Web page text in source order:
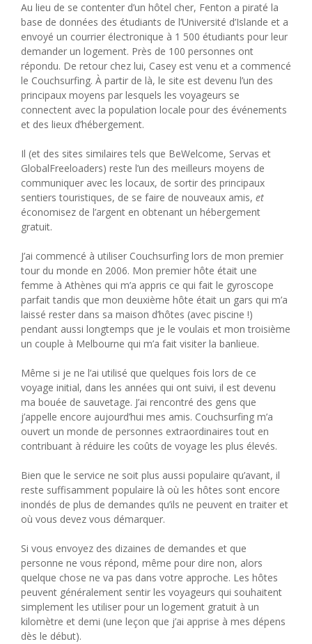
Au lieu de se contenter d’un hôtel cher, Fenton a piraté la
base de données des étudiants de l’Université d’Islande et a
envoyé un courrier électronique à 1 500 étudiants pour leur
demander un logement. Près de 100 personnes ont
répondu. De retour chez lui, Casey est venu et a commencé
le Couchsurfing. À partir de là, le site est devenu l’un des
principaux moyens par lesquels les voyageurs se
connectent avec la population locale pour des événements
et des lieux d’hébergement.
Il (et des sites similaires tels que BeWelcome, Servas et
GlobalFreeloaders) reste l’un des meilleurs moyens de
communiquer avec les locaux, de sortir des principaux
sentiers touristiques, de se faire de nouveaux amis, et
économisez de l’argent en obtenant un hébergement
gratuit.
J’ai commencé à utiliser Couchsurfing lors de mon premier
tour du monde en 2006. Mon premier hôte était une
femme à Athènes qui m’a appris ce qui fait le gyroscope
parfait tandis que mon deuxième hôte était un gars qui m’a
laissé rester dans sa maison d’hôtes (avec piscine !)
pendant aussi longtemps que je le voulais et mon troisième
un couple à Melbourne qui m’a fait visiter la banlieue.
Même si je ne l’ai utilisé que quelques fois lors de ce
voyage initial, dans les années qui ont suivi, il est devenu
ma bouée de sauvetage. J’ai rencontré des gens que
j’appelle encore aujourd’hui mes amis. Couchsurfing m’a
ouvert un monde de personnes extraordinaires tout en
contribuant à réduire les coûts de voyage les plus élevés.
Bien que le service ne soit plus aussi populaire qu’avant, il
reste suffisamment populaire là où les hôtes sont encore
inondés de plus de demandes qu’ils ne peuvent en traiter et
où vous devez vous démarquer.
Si vous envoyez des dizaines de demandes et que
personne ne vous répond, même pour dire non, alors
quelque chose ne va pas dans votre approche. Les hôtes
peuvent généralement sentir les voyageurs qui souhaitent
simplement les utiliser pour un logement gratuit à un
kilomètre et demi (une leçon que j’ai apprise à mes dépens
dès le début).